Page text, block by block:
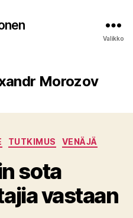
Valikko
Morozov
Kategoriat
TUTKIMUS VENÄJÄ
sota
vastaan